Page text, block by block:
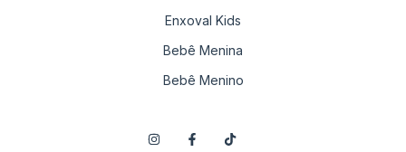
Enxoval Kids
Bebê Menina
Bebê Menino